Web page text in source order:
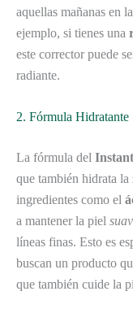
aquellas mañanas en
ejemplo, si tienes una
este corrector puede
radiante.
2. Fórmula Hidratante
La fórmula del
que también hidrata
ingredientes como el
a mantener la piel
líneas finas. Esto es
buscan un producto
que también cuide la